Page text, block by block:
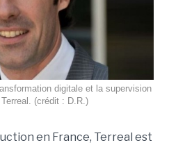
digitale et la supervision
(crédit : D.R.)
en France, Terreal est